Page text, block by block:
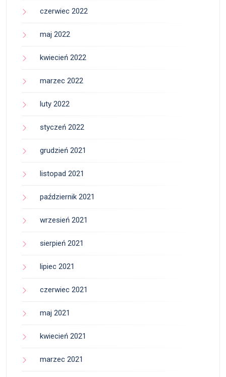
czerwiec 2022
maj 2022
kwiecień 2022
marzec 2022
luty 2022
styczeń 2022
grudzień 2021
listopad 2021
październik 2021
wrzesień 2021
sierpień 2021
lipiec 2021
czerwiec 2021
maj 2021
kwiecień 2021
marzec 2021